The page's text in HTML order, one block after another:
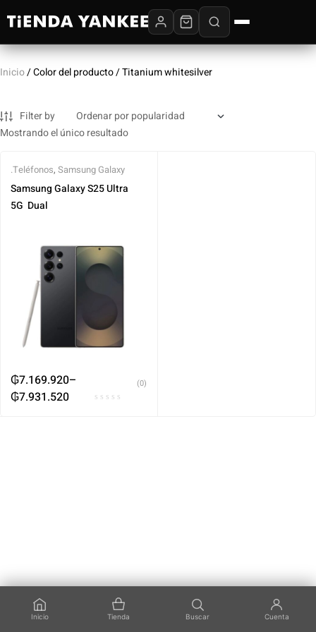
Inicio Tienda Buscar Cuenta
Inicio/ Color del producto / Titanium whitesilver
Filter by
Mostrando el único resultado
.Teléfonos, Samsung Galaxy
Samsung Galaxy S25 Ultra ‎ ‎
5G ‎ Dual
₲7.169.920–
₲7.931.520
(0)